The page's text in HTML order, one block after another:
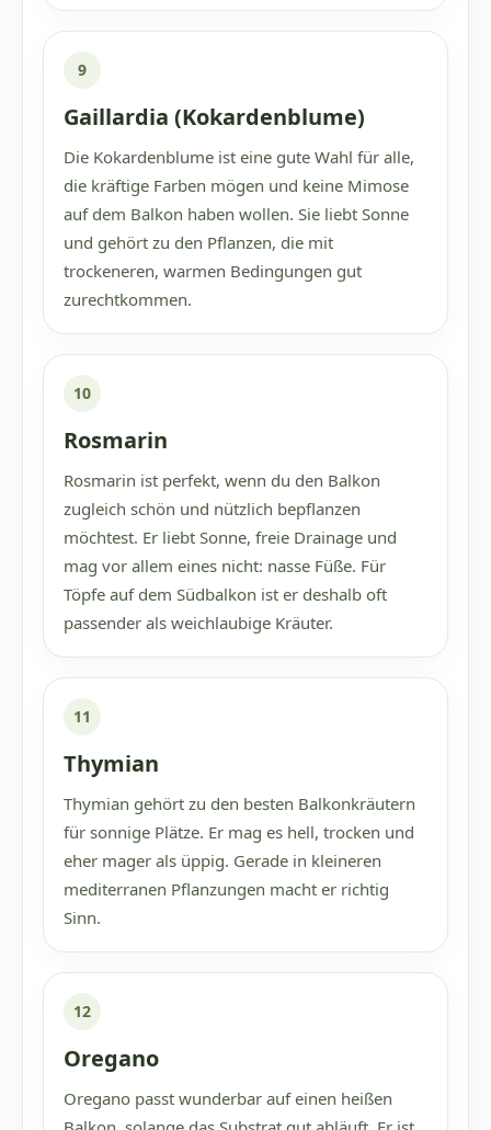
9
Gaillardia (Kokardenblume)
Die Kokardenblume ist eine gute Wahl für alle,
die kräftige Farben mögen und keine Mimose
auf dem Balkon haben wollen. Sie liebt Sonne
und gehört zu den Pflanzen, die mit
trockeneren, warmen Bedingungen gut
zurechtkommen.
10
Rosmarin
Rosmarin ist perfekt, wenn du den Balkon
zugleich schön und nützlich bepflanzen
möchtest. Er liebt Sonne, freie Drainage und
mag vor allem eines nicht: nasse Füße. Für
Töpfe auf dem Südbalkon ist er deshalb oft
passender als weichlaubige Kräuter.
11
Thymian
Thymian gehört zu den besten Balkonkräutern
für sonnige Plätze. Er mag es hell, trocken und
eher mager als üppig. Gerade in kleineren
mediterranen Pflanzungen macht er richtig
Sinn.
12
Oregano
Oregano passt wunderbar auf einen heißen